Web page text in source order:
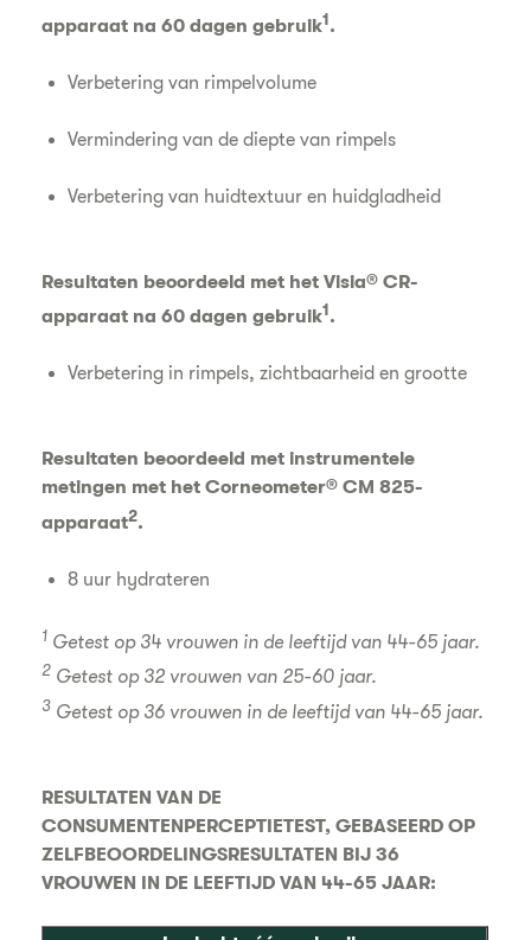
apparaat na 60 dagen gebruik1.
Verbetering van rimpelvolume
Vermindering van de diepte van rimpels
Verbetering van huidtextuur en huidgladheid
Resultaten beoordeeld met het Visia® CR-
apparaat na 60 dagen gebruik1 .
Verbetering in rimpels, zichtbaarheid en grootte
Resultaten beoordeeld met instrumentele
metingen met het Corneometer® CM 825-
apparaat2.
8 uur hydrateren
1 Getest op 34 vrouwen in de leeftijd van 44-65 jaar.
2 Getest op 32 vrouwen van 25-60 jaar.
3 Getest op 36 vrouwen in de leeftijd van 44-65 jaar.
RESULTATEN VAN DE
CONSUMENTENPERCEPTIETEST, GEBASEERD OP
ZELFBEOORDELINGSRESULTATEN BIJ 36
VROUWEN IN DE LEEFTIJD VAN 44-65 JAAR: